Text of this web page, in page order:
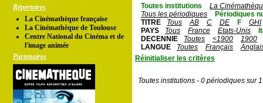
Répertoires
La Cinémathèque française
La Cinémathèque de Toulouse
Centre National du Cinéma et de
l'image animée
Partenaires
Toutes institutions
La
Tous les périodiques
Périodiques
TITRE
Tous AB C DE F
GHI
PAYS
Tous France Etats-Unis
DECENNIE
Toutes <1900
1900
LANGUE
Toutes Français
Réinitialiser les critères
Toutes institutions - 0 périodiques sur